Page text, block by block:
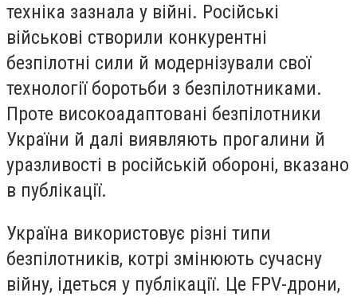
техніка зазнала у війні. Російські
військові створили конкурентні
безпілотні сили й модернізували свої
технології боротьби з безпілотниками.
Проте високоадаптовані безпілотники
України й далі виявляють прогалини й
уразливості в російській обороні, вказано
в публікації.
Україна використовує різні типи
безпілотників, котрі змінюють сучасну
війну, ідеться у публікації. Це FPV-дрони,